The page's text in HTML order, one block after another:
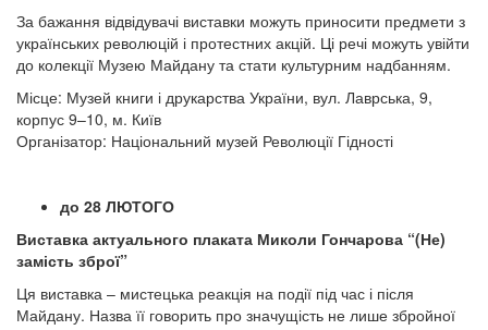
За бажання відвідувачі виставки можуть приносити предмети з
українських революцій і протестних акцій. Ці речі можуть увійти
до колекції Музею Майдану та стати культурним надбанням.
Місце: Музей книги і друкарства України, вул. Лаврська, 9,
корпус 9–10, м. Київ
Організатор: Національний музей Революції Гідності
до 28 ЛЮТОГО
Виставка актуального плаката Миколи Гончарова “(Не)
замість зброї”
Ця виставка – мистецька реакція на події під час і після
Майдану. Назва її говорить про значущість не лише збройної